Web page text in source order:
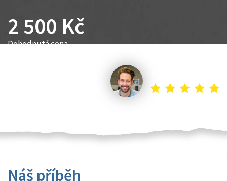
2 500 Kč
Dohodnutá cena
Náš příběh